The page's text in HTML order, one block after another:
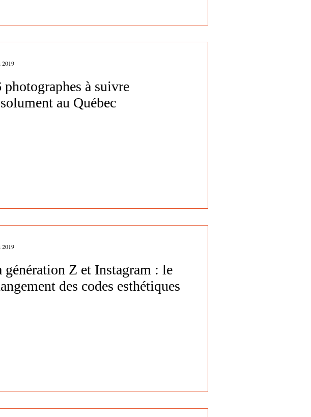
photographes à suivre
au Québec
2019
génération Z et Instagram : le
des codes esthétiques
2019